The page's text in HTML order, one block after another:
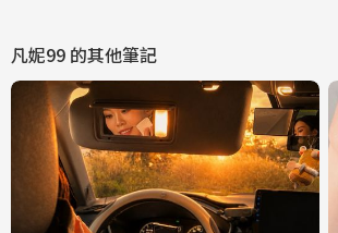
凡妮99 的其他筆記